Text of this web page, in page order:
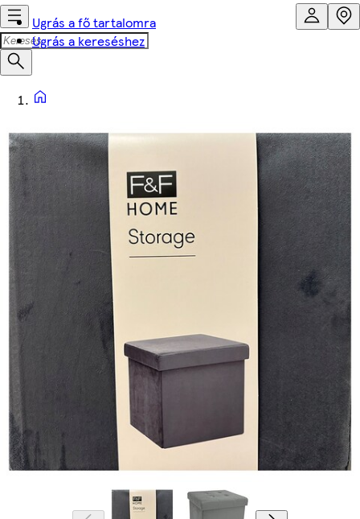
Ugrás a fő tartalomra
Ugrás a kereséshez